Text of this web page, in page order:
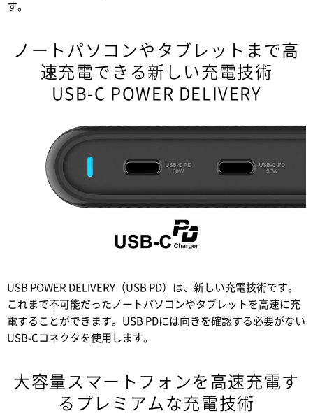
す。
ノートパソコンやタブレットまで高
速充電できる新しい充電技術
USB-C POWER DELIVERY
USB POWER DELIVERY（USB PD）は、新しい充電技術です。
これまで不可能だったノートパソコンやタブレットを高速に充
電することができます。USB PDには向きを確認する必要がない
USB-Cコネクタを使用します。
大容量スマートフォンを高速充電す
るプレミアムな充電技術